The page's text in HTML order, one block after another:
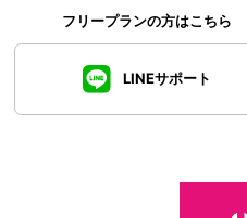
フリープランの方はこちら
LINEサポート